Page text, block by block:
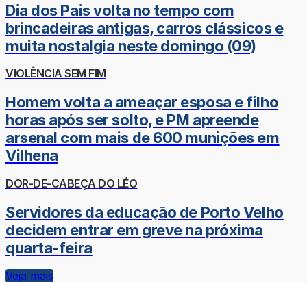
Dia dos Pais volta no tempo com
brincadeiras antigas, carros clássicos e
muita nostalgia neste domingo (09)
VIOLÊNCIA SEM FIM
Homem volta a ameaçar esposa e filho
horas após ser solto, e PM apreende
arsenal com mais de 600 munições em
Vilhena
DOR-DE-CABEÇA DO LÉO
Servidores da educação de Porto Velho
decidem entrar em greve na próxima
quarta-feira
Veja mais